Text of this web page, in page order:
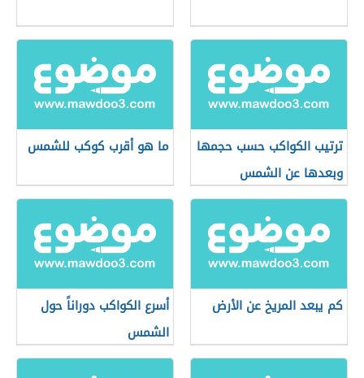
ترتيب الكواكب حسب حجمها
وبعدها عن الشمس
ما هو أقرب كوكب للشمس
كم يبعد المريخ عن الأرض
أسرع الكواكب دوراناً حول
الشمس